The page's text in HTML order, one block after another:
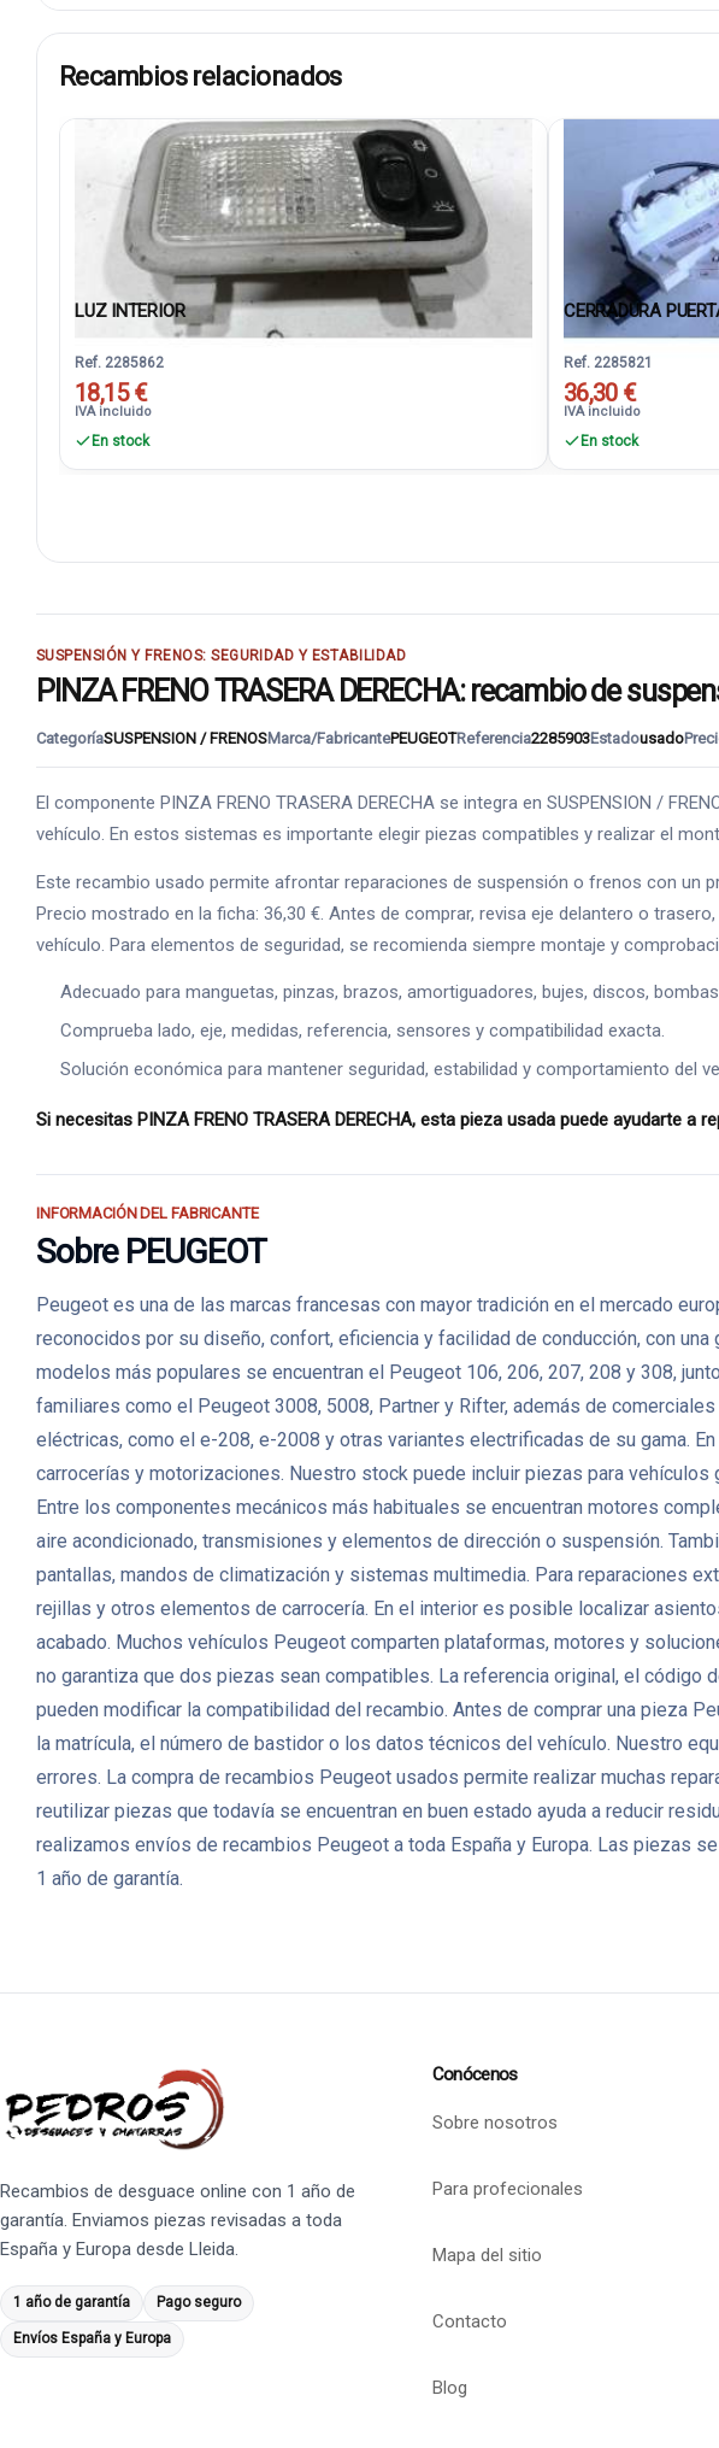
Recambios relacionados
LUZ INTERIOR
Ref. 2285862
18,15 €
IVA incluido
En stock
CERRADURA
Ref. 2285821
36,30 €
IVA incluido
En stock
SUSPENSIÓN Y FRENOS: SEGURIDAD Y ESTABILIDAD
PINZA FRENO TRASERA DERECHA: recambio de
CategoríaSUSPENSION / FRENOSMarca/FabricantePEUGEOTReferencia2285903Estadousado
El componente PINZA FRENO TRASERA DERECHA se integra en SUSPENSION /
vehículo. En estos sistemas es importante elegir piezas compatibles y realizar el
Este recambio usado permite afrontar reparaciones de suspensión o frenos con un
Precio mostrado en la ficha: 36,30 €. Antes de comprar, revisa eje delantero o
vehículo. Para elementos de seguridad, se recomienda siempre montaje y
Adecuado para manguetas, pinzas, brazos, amortiguadores, bujes, discos,
Comprueba lado, eje, medidas, referencia, sensores y compatibilidad exacta.
Solución económica para mantener seguridad, estabilidad y comportamiento del
Si necesitas PINZA FRENO TRASERA DERECHA, esta pieza usada puede
INFORMACIÓN DEL FABRICANTE
Sobre PEUGEOT
Peugeot es una de las marcas francesas con mayor tradición en el mercado
reconocidos por su diseño, confort, eficiencia y facilidad de conducción, con
modelos más populares se encuentran el Peugeot 106, 206, 207, 208 y 308,
familiares como el Peugeot 3008, 5008, Partner y Rifter, además de
eléctricas, como el e-208, e-2008 y otras variantes electrificadas de su gama.
carrocerías y motorizaciones. Nuestro stock puede incluir piezas para
Entre los componentes mecánicos más habituales se encuentran motores
aire acondicionado, transmisiones y elementos de dirección o suspensión.
pantallas, mandos de climatización y sistemas multimedia. Para reparaciones
rejillas y otros elementos de carrocería. En el interior es posible localizar
acabado. Muchos vehículos Peugeot comparten plataformas, motores y
no garantiza que dos piezas sean compatibles. La referencia original, el
pueden modificar la compatibilidad del recambio. Antes de comprar una pieza
la matrícula, el número de bastidor o los datos técnicos del vehículo. Nuestro
errores. La compra de recambios Peugeot usados permite realizar muchas
reutilizar piezas que todavía se encuentran en buen estado ayuda a reducir
realizamos envíos de recambios Peugeot a toda España y Europa. Las piezas
1 año de garantía.
Recambios de desguace online con 1 año de
garantía. Enviamos piezas revisadas a toda
España y Europa desde Lleida.
1 año de garantía Pago seguro
Envíos España y Europa
Conócenos
Sobre nosotros
Para profecionales
Mapa del sitio
Contacto
Blog